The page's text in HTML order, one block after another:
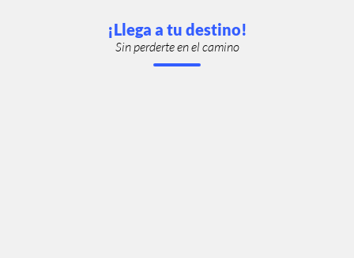
¡Llega a tu destino!
Sin perderte en el camino